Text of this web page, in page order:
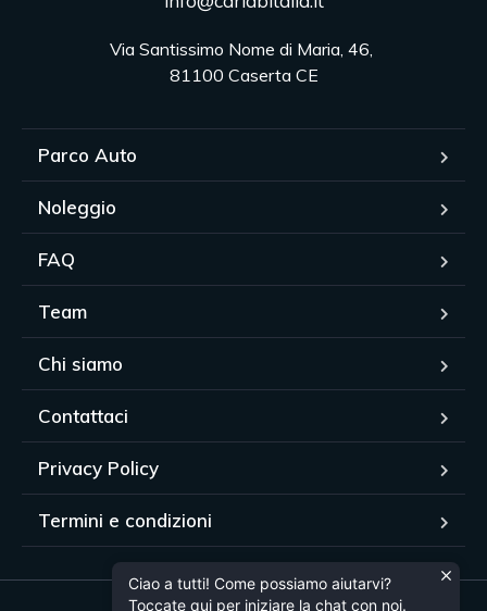
Via Santissimo Nome di Maria, 46,
81100 Caserta CE
Parco Auto
Noleggio
FAQ
Team
Chi siamo
Contattaci
Privacy Policy
Termini e condizioni
Ciao a tutti! Come possiamo aiutarvi?
Toccate qui per iniziare la chat con noi.